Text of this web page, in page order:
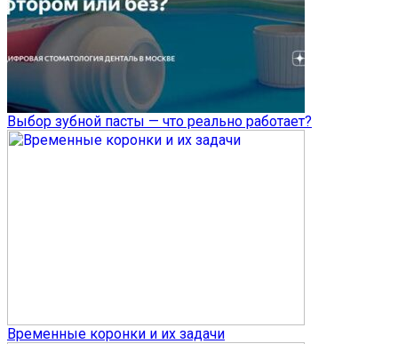
Выбор зубной пасты — что реально работает?
Временные коронки и их задачи